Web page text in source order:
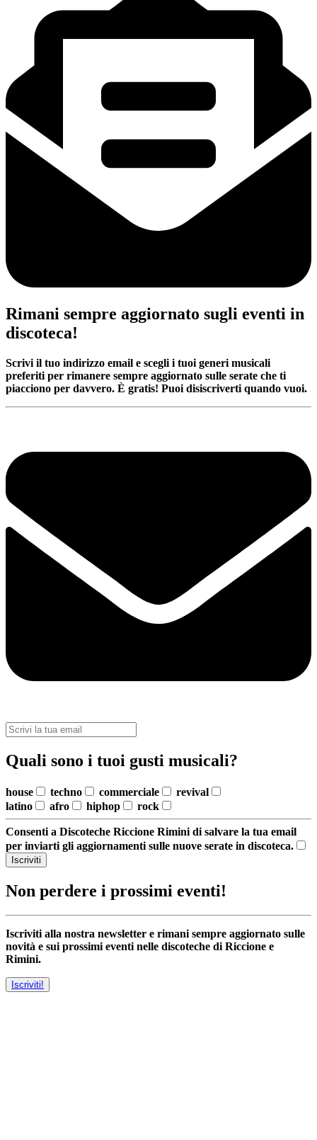
Rimani sempre aggiornato sugli eventi in
discoteca!
Scrivi il tuo indirizzo email e scegli i tuoi generi musicali
preferiti per rimanere sempre aggiornato sulle serate che ti
piacciono per davvero. È gratis! Puoi disiscriverti quando vuoi.
Quali sono i tuoi gusti musicali?
house techno commerciale
revival
latino
afro hiphop rock
Consenti a Discoteche Riccione Rimini di salvare la tua email
per inviarti gli aggiornamenti sulle nuove serate in discoteca.
Iscriviti
Non perdere i prossimi eventi!
Iscriviti alla nostra newsletter e rimani sempre aggiornato sulle
novità e sui prossimi eventi nelle discoteche di Riccione e
Rimini.
Iscriviti!